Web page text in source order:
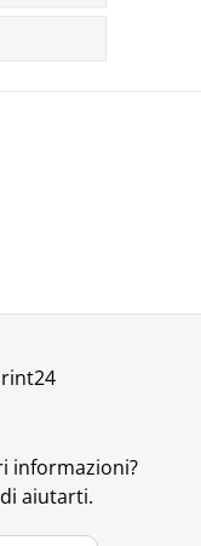
informazioni?
aiutarti.